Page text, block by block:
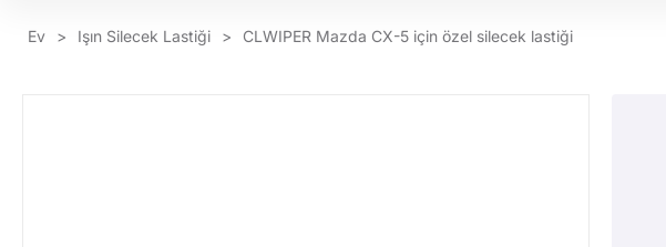
Ev > Işın Silecek Lastiği > CLWIPER Mazda CX-5 için özel silecek lastiği